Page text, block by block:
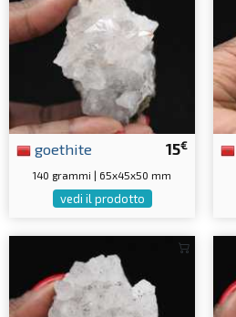
15€
goethite
140 grammi | 65x45x50 mm
vedi il prodotto